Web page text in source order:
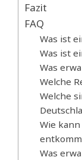
Fazit
FAQ
Was ist
Was ist
Was
Welche
Welche
Wie
Was